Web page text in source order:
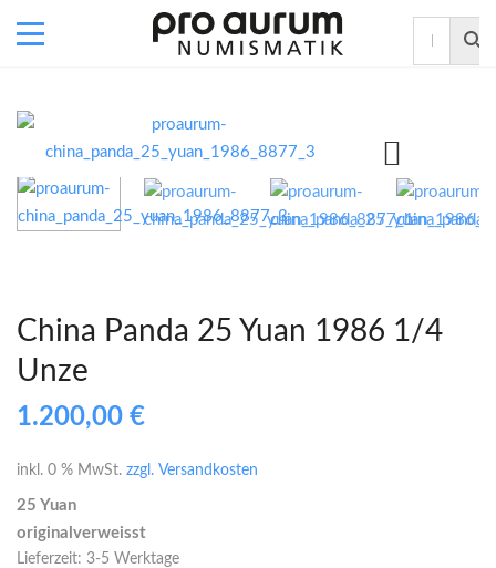
China Panda 25 Yuan 1986 1/4
Unze
1.200,00 €
inkl. 0 % MwSt. zzgl. Versandkosten
25 Yuan
originalverweisst
Lieferzeit: 3-5 Werktage